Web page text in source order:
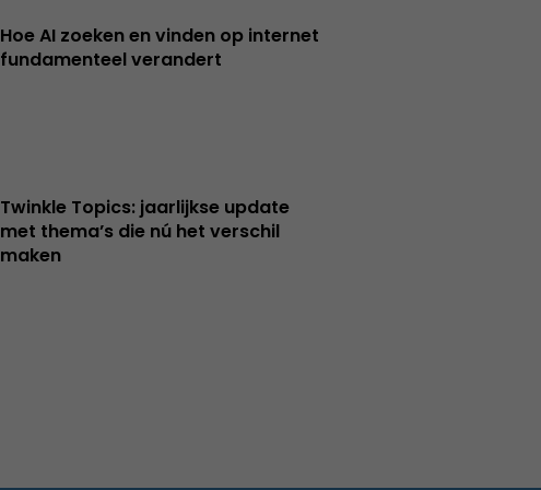
Hoe AI zoeken en vinden op internet
fundamenteel verandert
Twinkle Topics: jaarlijkse update
met thema’s die nú het verschil
maken